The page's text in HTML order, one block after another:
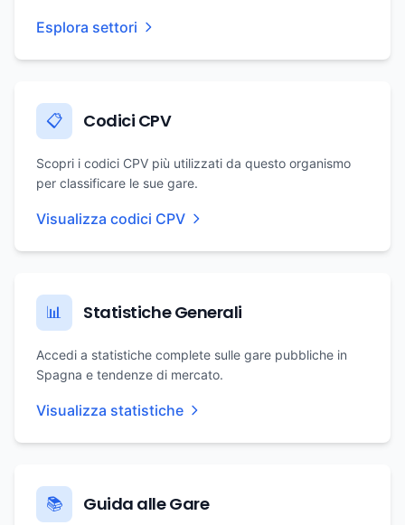
Esplora settori
📋 Codici CPV
Scopri i codici CPV più utilizzati da questo organismo
per classificare le sue gare.
Visualizza codici CPV
📊 Statistiche Generali
Accedi a statistiche complete sulle gare pubbliche in
Spagna e tendenze di mercato.
Visualizza statistiche
📚 Guida alle Gare